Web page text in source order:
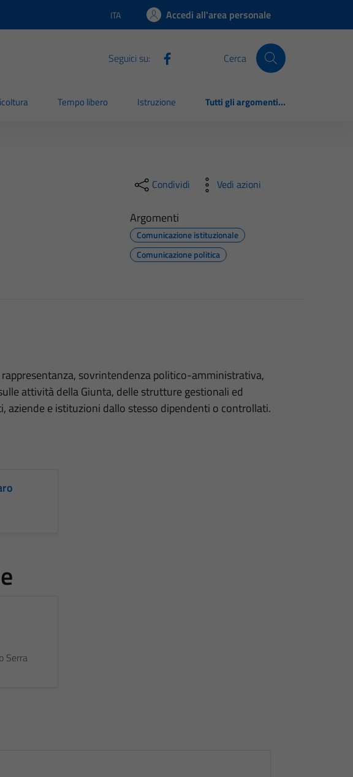
Lingua attiva:
ITA Accedi all'area personale
Seguici su: Cerca
Tempo libero Istruzione Tutti gli argomenti...
Condividi Vedi azioni
Argomenti
Comunicazione istituzionale
Comunicazione politica
sovrintendenza politico-amministrativa,
attività della Giunta, delle strutture gestionali ed
aziende e istituzioni dallo stesso dipendenti o controllati.
Serra